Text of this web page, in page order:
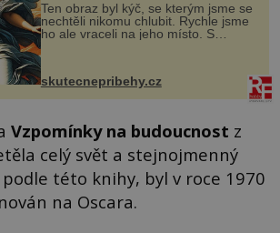
Ten obraz byl kýč, se kterým jsme se
nechtěli nikomu chlubit. Rychle jsme
ho ale vraceli na jeho místo. S
manželem Vaškem jsme si pořídili
chaloupku, takový domek na severu
Čech, kde jsme si naplánova...
skutecnepribehy.cz
Vzpomínky na budoucnost z
celý svět a stejnojmenný
této knihy, byl v roce 1970
na Oscara.